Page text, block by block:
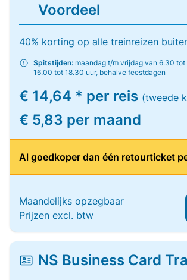
Voordeel
40% korting op alle treinreizen
Spitstijden: maandag t/m vrijdag van 6.30
16.00 tot 18.30 uur, behalve feestdagen
€ 14,64 * per reis (tweede
€ 5,83 per maand
Al goedkoper dan één retourticket
Maandelijks opzegbaar
Prijzen excl. btw
NS Business Card